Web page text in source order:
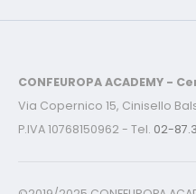
CONFEUROPA ACADEMY -
Via Copernico 15, Cinisello
P.IVA 10768150962 - Tel. 02-